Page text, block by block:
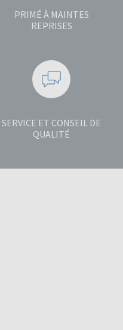
PRIMÉ À MAINTES
REPRISES
SERVICE ET CONSEIL DE
QUALITÉ